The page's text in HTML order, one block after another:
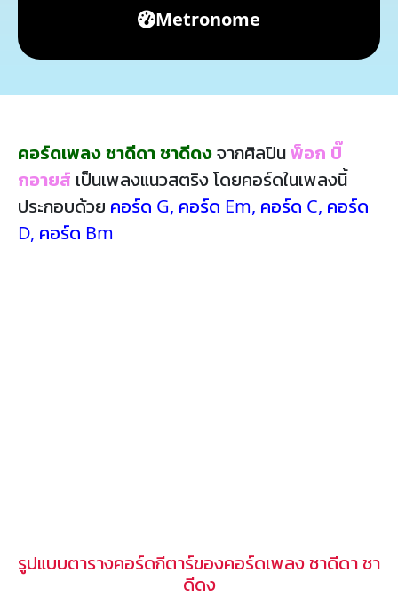
Metronome
คอร์ดเพลง ชาดีดา ชาดีดงจากศิลปินพ็อก บิ๊
กอายส์ เป็นเพลงแนวสตริง โดยคอร์ดในเพลงนี้
ประกอบด้วย คอร์ด G, คอร์ด Em, คอร์ด C, คอร์ด
D, คอร์ด Bm
รูปแบบตารางคอร์ดกีตาร์ของคอร์ดเพลง ชาดีดา ชา
ดีดง